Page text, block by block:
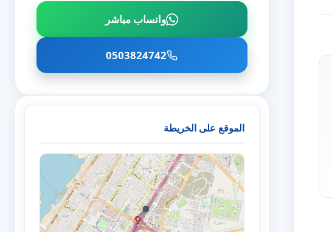
واتساب مباشر
0503824742
الموقع على الخريطة
📍